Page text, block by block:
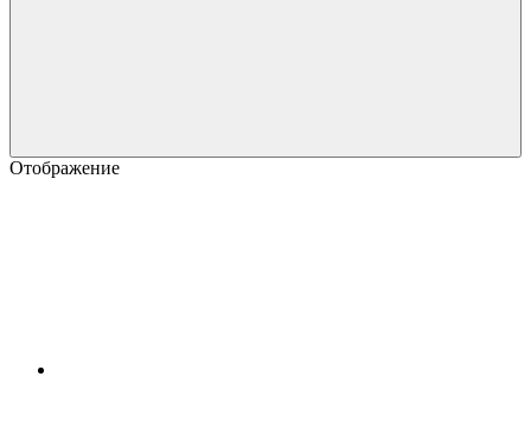
Отображение